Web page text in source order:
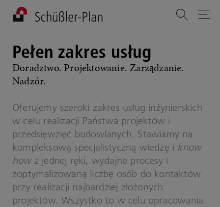
Pełen zakres usług
Doradztwo. Projektowanie. Zarządzanie.
Nadzór.
Oferujemy szeroki zakres usług inżynierskich
w celu realizacji Państwa projektów i
przedsięwzięć budowlanych. Stawiamy na
kompleksową specjalistyczną wiedzę i know
howz jednej ręki, wydajne procesy i
zoptymalizowaną liczbę osób do kontaktów
przy realizacji najbardziej złożonych
projektów. Wszystko to w celu opracowania